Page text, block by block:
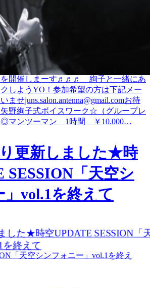
知らせ】6/22(水)沖縄は那覇にてボイ
を開催しまーす♬♬♬ 絢子と一緒にあ
しようYO！参加希望の方は下記メー
ませjuns.salon.antenna@gmail.comお待
野絢子式ボイスワーク☆（グループレ
◎マンツーマン 1時間 ￥10.000…
更新しました★時
SESSION「天空シ
」vol.1を終えて
「天空シンフォニー」vol.1を終え